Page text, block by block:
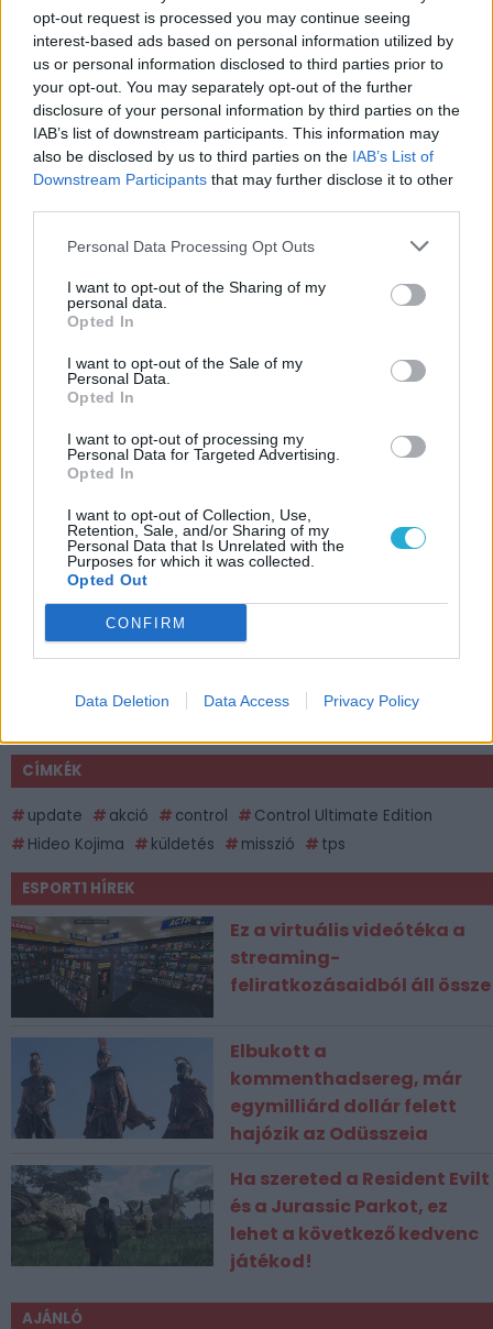
opt-out request is processed you may continue seeing
interest-based ads based on personal information utilized by
us or personal information disclosed to third parties prior to
your opt-out. You may separately opt-out of the further
disclosure of your personal information by third parties on the
IAB’s list of downstream participants. This information may
also be disclosed by us to third parties on the IAB’s List of
Downstream Participants that may further disclose it to other
Personal Data Processing Opt Outs
I want to opt-out of the Sharing of my
personal data.
Opted In
I want to opt-out of the Sale of my
Personal Data.
Opted In
I want to opt-out of processing my
Personal Data for Targeted Advertising.
Opted In
I want to opt-out of Collection, Use,
Retention, Sale, and/or Sharing of my
Personal Data that Is Unrelated with the
Purposes for which it was collected.
Opted Out
CONFIRM
Data Deletion Data Access Privacy Policy
CÍMKÉK
update akció control
Control Ultimate Edition
Hideo Kojima
küldetés misszió tps
ESPORT1 HÍREK
Ez a virtuális videótéka a
streaming-
feliratkozásaidból áll össze
Elbukott a
kommenthadsereg, már
egymilliárd dollár felett
hajózik az Odüsszeia
Ha szereted a Resident Evilt
és a Jurassic Parkot, ez
lehet a következő kedvenc
játékod!
AJÁNLÓ